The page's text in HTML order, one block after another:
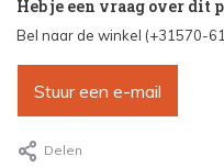
Heb je een vraag over dit
Bel naar de winkel (+31570-
Stuur een e-mail
Delen